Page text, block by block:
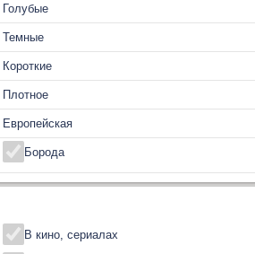
Голубые
Темные
Короткие
Плотное
Европейская
Борода
В кино, сериалах